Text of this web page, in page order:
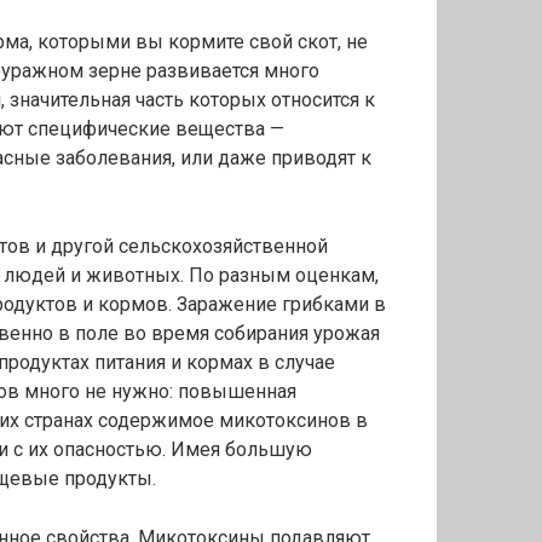
которыми вы кормите свой скот, не
зерне развивается много
часть которых относится к
специфические вещества —
заболевания, или даже приводят к
и другой сельскохозяйственной
людей и животных. По разным оценкам,
и кормов. Заражение грибками в
в поле во время собирания урожая
питания и кормах в случае
много не нужно: повышенная
странах содержимое микотоксинов в
с их опасностью. Имея большую
продукты.